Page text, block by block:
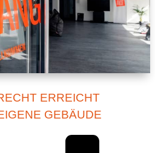
ERREICHT
GEBÄUDE